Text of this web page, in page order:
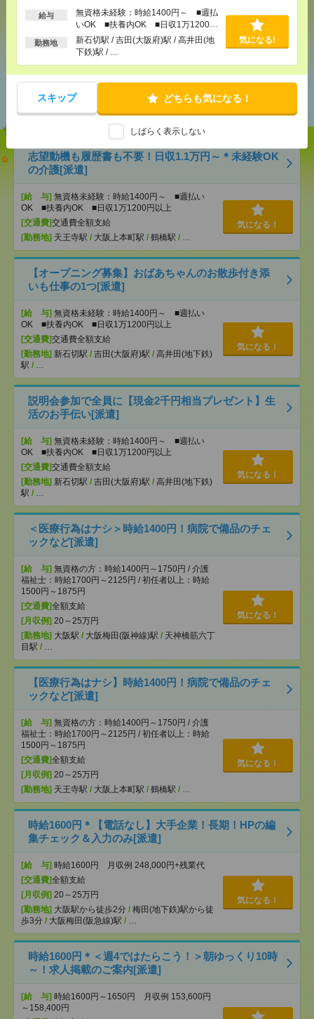
給与
無資格未経験：時給1400円～ ■週払
いOK ■扶養内OK ■日収1万1200円
以上
勤務地
新石切駅 / 吉田(大阪府)駅 / 高井田(地
下鉄)駅 / …
気になる!
スキップ どちらも気になる！
しばらく表示しない
ツイート ブックマーク
あなたの閲覧履歴からの
おすすめ
志望動機も履歴書も不要！日収1.1万円～＊未経験OK
の介護[派遣]
[給 与] 無資格未経験：時給1400円～ ■週払い
OK ■扶養内OK ■日収1万1200円以上
[交通費]交通費全額支給
[勤務地] 天王寺駅 / 大阪上本町駅 / 鶴橋駅 / …
気になる！
【オープニング募集】おばあちゃんのお散歩付き添
いも仕事の1つ[派遣]
[給 与] 無資格未経験：時給1400円～ ■週払い
OK ■扶養内OK ■日収1万1200円以上
[交通費]交通費全額支給
[勤務地] 新石切駅 / 吉田(大阪府)駅 / 高井田(地下鉄)
駅 / …
気になる！
説明会参加で全員に【現金2千円相当プレゼント】生
活のお手伝い[派遣]
[給 与] 無資格未経験：時給1400円～ ■週払い
OK ■扶養内OK ■日収1万1200円以上
[交通費]交通費全額支給
[勤務地] 新石切駅 / 吉田(大阪府)駅 / 高井田(地下鉄)
駅 / …
気になる！
＜医療行為はナシ＞時給1400円！病院で備品のチェ
ックなど[派遣]
[給 与] 無資格の方：時給1400円～1750円 / 介護
福祉士：時給1700円～2125円 / 初任者以上：時給
1500円～1875円
[交通費]全額支給
[月収例] 20～25万円
[勤務地] 大阪駅 / 大阪梅田(阪神線)駅 / 天神橋筋六丁
目駅 / …
気になる！
【医療行為はナシ】時給1400円！病院で備品のチェ
ックなど[派遣]
[給 与] 無資格の方：時給1400円～1750円 / 介護
福祉士：時給1700円～2125円 / 初任者以上：時給
1500円～1875円
[交通費]全額支給
[月収例] 20～25万円
[勤務地] 天王寺駅 / 大阪上本町駅 / 鶴橋駅 / …
気になる！
時給1600円＊【電話なし】大手企業！長期！HPの編
集チェック＆入力のみ[派遣]
[給 与] 時給1600円 月収例 248,000円+残業代
[交通費]全額支給
[月収例] 20～25万円
[勤務地] 大阪駅から徒歩2分 / 梅田(地下鉄)駅から徒
歩3分 / 大阪梅田(阪急線)駅 / …
気になる！
時給1600円＊＜週4ではたらこう！＞朝ゆっくり10時
～！求人掲載のご案内[派遣]
[給 与] 時給1600円～1650円 月収例 153,600円
～158,400円